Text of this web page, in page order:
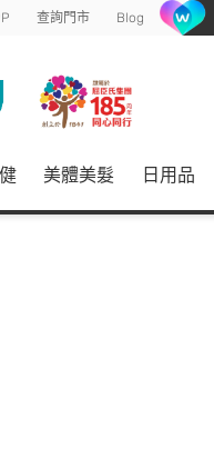
查詢門市 Blog
美體美髮 日用品